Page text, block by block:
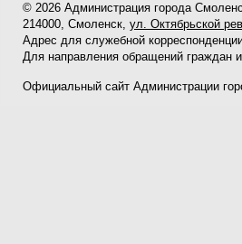
© 2026 Администрация города
214000, Смоленск,ул. Октябрьской
Адрес для служебной
Для направления обращений граждан и
Официальный сайт Администрации